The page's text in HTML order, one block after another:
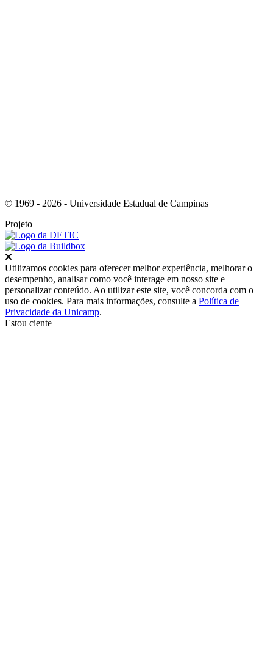
© 1969 - 2026 - Universidade Estadual de Campinas
Projeto
Utilizamos cookies para oferecer melhor experiência, melhorar o
desempenho, analisar como você interage em nosso site e
personalizar conteúdo. Ao utilizar este site, você concorda com o
uso de cookies. Para mais informações, consulte a Política de
Privacidade da Unicamp.
Estou ciente